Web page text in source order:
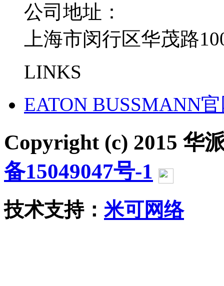
公司地址：
上海市闵行区华茂路
LINKS
EATON BUSSMANN
Copyright (c) 2015 华
备15049047号-1
技术支持： 米可网络